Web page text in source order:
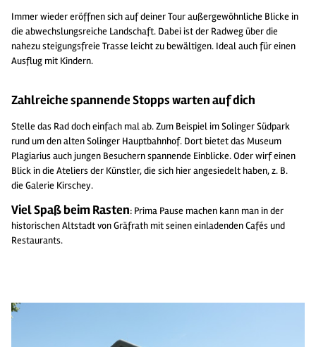
Immer wieder eröffnen sich auf deiner Tour außergewöhnliche Blicke in
die abwechslungsreiche Landschaft. Dabei ist der Radweg über die
nahezu steigungsfreie Trasse leicht zu bewältigen. Ideal auch für einen
Ausflug mit Kindern.
Zahlreiche spannende Stopps warten auf dich
Stelle das Rad doch einfach mal ab. Zum Beispiel im Solinger Südpark
rund um den alten Solinger Hauptbahnhof. Dort bietet das Museum
Plagiarius auch jungen Besuchern spannende Einblicke. Oder wirf einen
Blick in die Ateliers der Künstler, die sich hier angesiedelt haben, z. B.
die Galerie Kirschey.
Viel Spaß beim Rasten: Prima Pause machen kann man in der
historischen Altstadt von Gräfrath mit seinen einladenden Cafés und
Restaurants.